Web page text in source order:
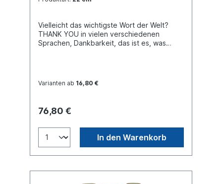
Vielleicht das wichtigste Wort der Welt?
THANK YOU in vielen verschiedenen
Sprachen, Dankbarkeit, das ist es, was
transportsicherer Einlage verpackt. Material
Varianten ab 16,80 €
76,80 €
In den Warenkorb